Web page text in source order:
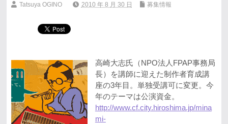
Tatsuya OGINO 2010 年 8 月 30 日 募集情報
高崎大志氏（NPO法人FPAP事務局
長）を講師に迎えた制作者育成講
座の3年目。単独受講可に変更。今
年のテーマは公演資金。
http://www.cf.city.hiroshima.jp/mina
mi-